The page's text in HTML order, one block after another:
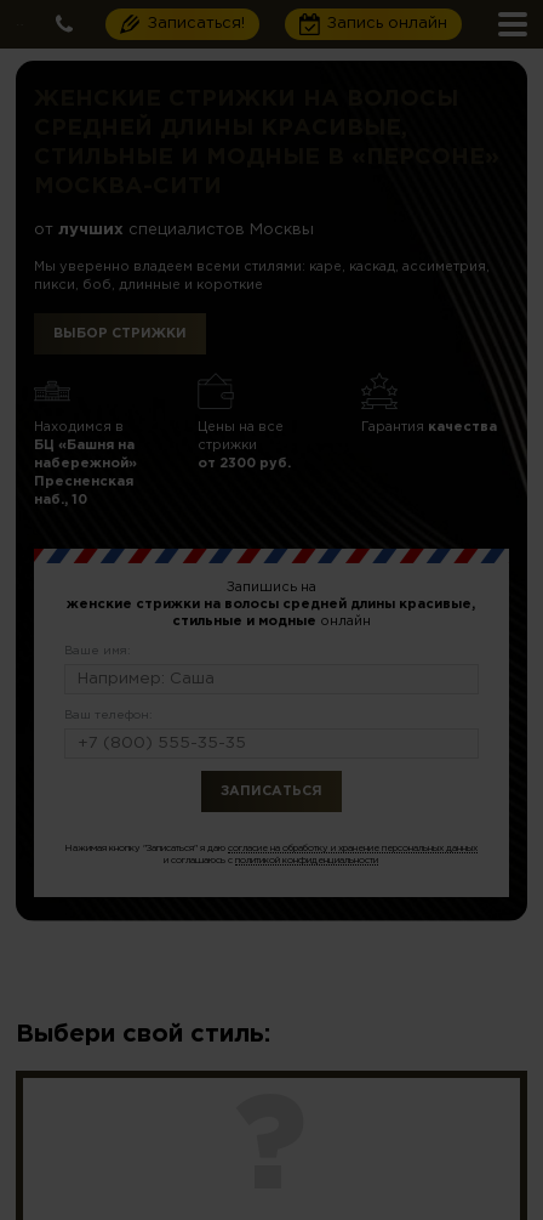
Записаться! Запись онлайн
от лучших специалистов Москвы
Мы уверенно владеем всеми стилями: каре, каскад, ассиметрия,
пикси, боб, длинные и короткие
ВЫБОР СТРИЖКИ
Находимся в
БЦ «Башня на
набережной»
Пресненская
наб., 10
Цены на все
стрижки
от 2300 руб.
Гарантия качества
Запишись на
женские стрижки на волосы средней длины красивые,
стильные и модные онлайн
Ваше имя:
Ваш телефон:
Нажимая кнопку "Записаться" я даюсогласие на обработку и хранение персональных данных
и соглашаюсь сполитикой конфиденциальности
Выбери свой стиль: